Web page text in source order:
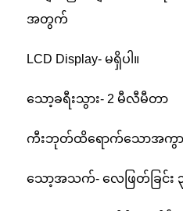
အတွက်
LCD Display- မရှိပါ။
သော့ခရီးသွား- 2 မီလီမီတာ
ကီးဘုတ်ထိရောက်သောအကွာအ
သော့အသက်- လေဖြတ်ခြင်း